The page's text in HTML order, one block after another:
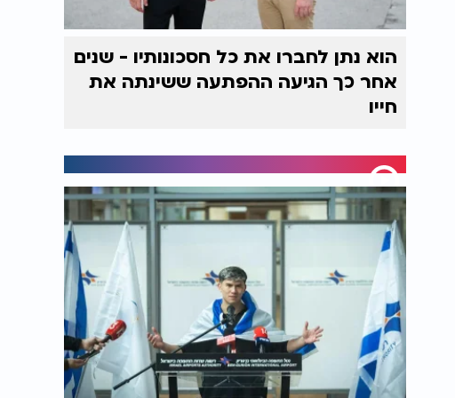
הוא נתן לחברו את כל חסכונותיו - שנים
אחר כך הגיעה ההפתעה ששינתה את
חייו